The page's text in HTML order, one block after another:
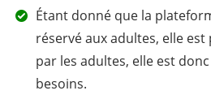
Étant donné que la
réservé aux adultes, elle
par les adultes, elle est
besoins.